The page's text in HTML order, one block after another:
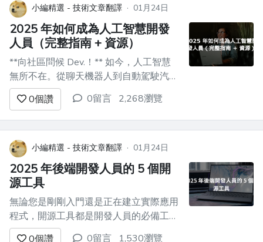
碼。用戶要求速度。如果您的應用程式的
載入時間比他們預期的時間長...
小編精選 - 技術文章翻譯 · 01月24日
2025 年如何成為人工智慧開發
人員（完整指南 + 資源）
**向社區問候 Dev.！** 如今，人工智慧
無所不在。從聊天機器人到自動駕駛汽
車，人工智慧為我們今天看到的一些最酷
的技術提供了動力。如果您想知道如何進
入這個令人興奮的領域，那麼您來對地方
了。在本指南中，我將解釋什麼是人工智
慧、為什麼它如此重要，以及如何開始成
為人工智慧開發人員的旅程。 ...
0個讚 0留言 2,268瀏覽
小編精選 - 技術文章翻譯 · 01月24日
2025 年後端開發人員的 5 個開
源工具
無論您是剛剛入門還是正在建立實際應用
程式，開源工具都是開發人員的必備工
具。它們使開發過程更加順暢、更快且更
0個讚 0留言 1,530瀏覽